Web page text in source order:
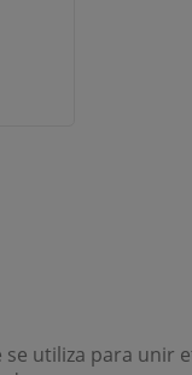
se utiliza para unir